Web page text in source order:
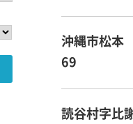
沖縄市松本
69
読谷村字比